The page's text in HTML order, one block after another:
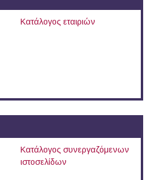
Κατάλογος εταιριών
Κατάλογος συνεργαζόμενων
ιστοσελίδων